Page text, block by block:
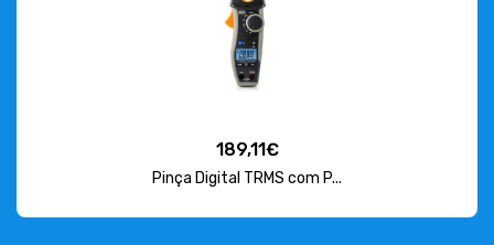
189,11€
Pinça Digital TRMS com P...